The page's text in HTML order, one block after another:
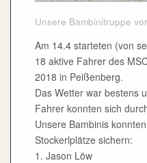
Unsere Bambinitruppe
Am 14.4 starteten (von
18 aktive Fahrer des
2018 in Peißenberg.
Das Wetter war bestens
Fahrer konnten sich
Unsere Bambinis
Stockerlplätze sichern:
1. Jason Löw